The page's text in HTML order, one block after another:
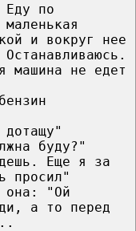
Еду по
и вокруг нее
машина не едет
буду?"
Еще я за
просил"
она: "Ой
а то перед